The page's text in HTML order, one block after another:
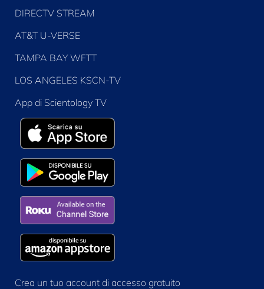
DIRECTV STREAM
AT&T U-VERSE
TAMPA BAY WFTT
LOS ANGELES KSCN-TV
App di Scientology TV
Crea un tuo account di accesso gratuito